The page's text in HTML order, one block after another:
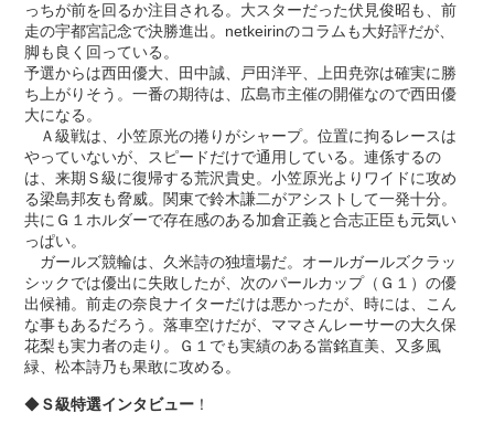
っちが前を回るか注目される。大スターだった伏見俊昭も、前
走の宇都宮記念で決勝進出。netkeirinのコラムも大好評だが、
脚も良く回っている。
予選からは西田優大、田中誠、戸田洋平、上田尭弥は確実に勝
ち上がりそう。一番の期待は、広島市主催の開催なので西田優
大になる。
Ａ級戦は、小笠原光の捲りがシャープ。位置に拘るレースは
やっていないが、スピードだけで通用している。連係するの
は、来期Ｓ級に復帰する荒沢貴史。小笠原光よりワイドに攻め
る梁島邦友も脅威。関東で鈴木謙二がアシストして一発十分。
共にＧ１ホルダーで存在感のある加倉正義と合志正臣も元気い
っぱい。
ガールズ競輪は、久米詩の独壇場だ。オールガールズクラッ
シックでは優出に失敗したが、次のパールカップ（Ｇ１）の優
出候補。前走の奈良ナイターだけは悪かったが、時には、こん
な事もあるだろう。落車空けだが、ママさんレーサーの大久保
花梨も実力者の走り。Ｇ１でも実績のある當銘直美、又多風
緑、松本詩乃も果敢に攻める。
◆Ｓ級特選インタビュー ！